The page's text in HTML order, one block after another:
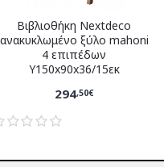
Βιβλιοθήκη Nextdeco
ανακυκλωμένο ξύλο mahoni
4 επιπέδων
Υ150x90x36/15εκ
294,50€